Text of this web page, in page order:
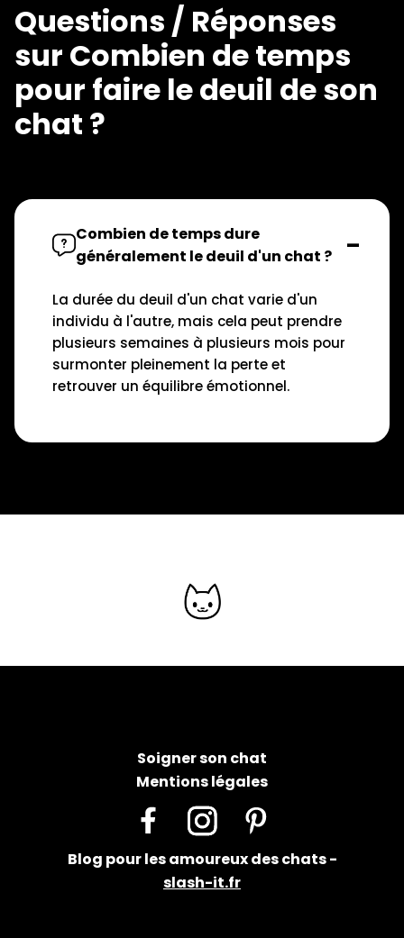
Questions / Réponses
sur Combien de temps
pour faire le deuil de son
chat ?
Combien de temps dure
généralement le deuil d'un chat ?
La durée du deuil d'un chat varie d'un
individu à l'autre, mais cela peut prendre
plusieurs semaines à plusieurs mois pour
surmonter pleinement la perte et
retrouver un équilibre émotionnel.
Soigner son chat
Mentions légales
FacebookInstagramPinterest
Blog pour les amoureux des chats -
slash-it.fr